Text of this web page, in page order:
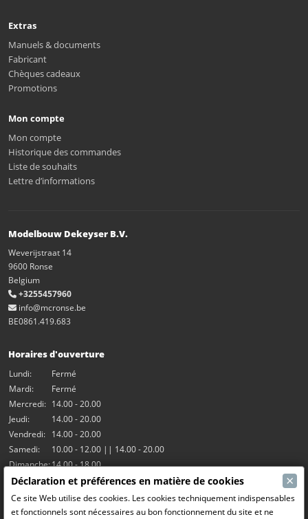
Extras
Manuels & documents
Fabricant
Chèques cadeaux
Promotions
Mon compte
Mon compte
Historique des commandes
Liste de souhaits
Lettre d’informations
Modelbouw Dekeyser B.V.
Weverijstraat 14
9600 Ronse
Belgium
+3255457960
info@mcronse.be
BE0861.419.683
Horaires d'ouverture
Lundi:
Fermé
Mardi:
Fermé
Mercredi: 14.00 - 20.00
Jeudi:
14.00 - 20.00
Vendredi: 14.00 - 20.00
Samedi:
10.00 - 12.00 || 14.00 - 20.00
Dimanche:14.00 - 18.00
Nos activités
Déclaration et préférences en matière de cookies ×
Ce site Web utilise des cookies. Les cookies techniquement indispensables
et fonctionnels sont nécessaires au bon fonctionnement du site et ne